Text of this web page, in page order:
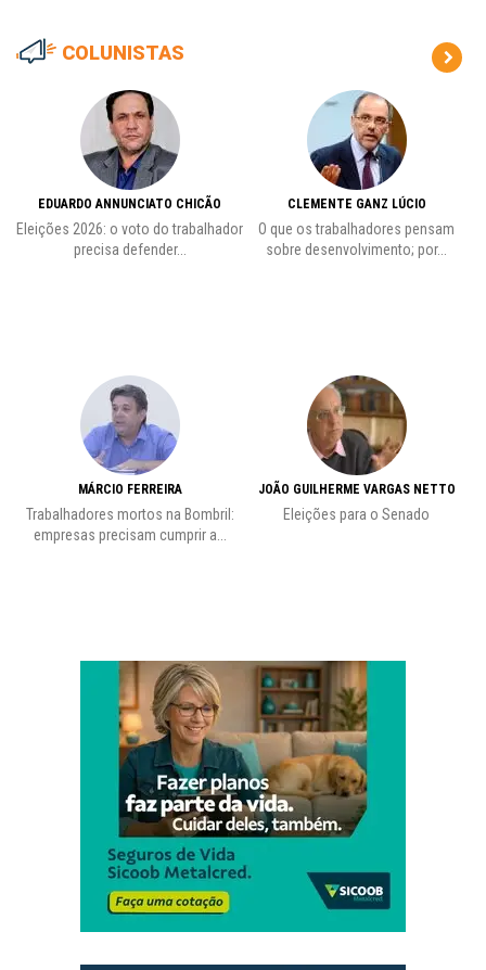
COLUNISTAS
EDUARDO ANNUNCIATO CHICÃO
Eleições 2026: o voto do trabalhador
precisa defender...
MÁRCIO FERREIRA
Trabalhadores mortos na Bombril:
empresas precisam cumprir a...
CLEMENTE GANZ LÚCIO
O que os trabalhadores pensam
sobre desenvolvimento; por...
JOÃO GUILHERME VARGAS NETTO
Eleições para o Senado